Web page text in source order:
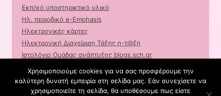
Εκπ/κό υποστηρικτικό υλικό
Ηλ. περιοδικό e-Emphasis
Ηλεκτρονικές κάρτες
Ηλεκτρονική Διαχείριση Τάξης η-τ@ξη
Ιστολόγιο Ομάδας ανάπτυξης blogs.sch.gr
Υπηρεσία video ΠΣΔ
Χρησιμοποιούμε cookies για να σας προσφέρουμε την
καλύτερη δυνατή εμπειρία στη σελίδα μας. Εάν συνεχίσετε να
χρησιμοποιείτε τη σελίδα, θα υποθέσουμε πως είστε